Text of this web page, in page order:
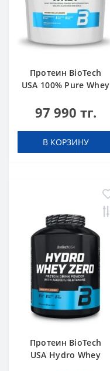
Протеин BioTech
USA 100% Pure Whey
g
97 990 тг.
В КОРЗИНУ
Протеин BioTech
USA Hydro Whey